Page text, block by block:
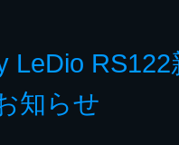
LeDio RS122
知らせ